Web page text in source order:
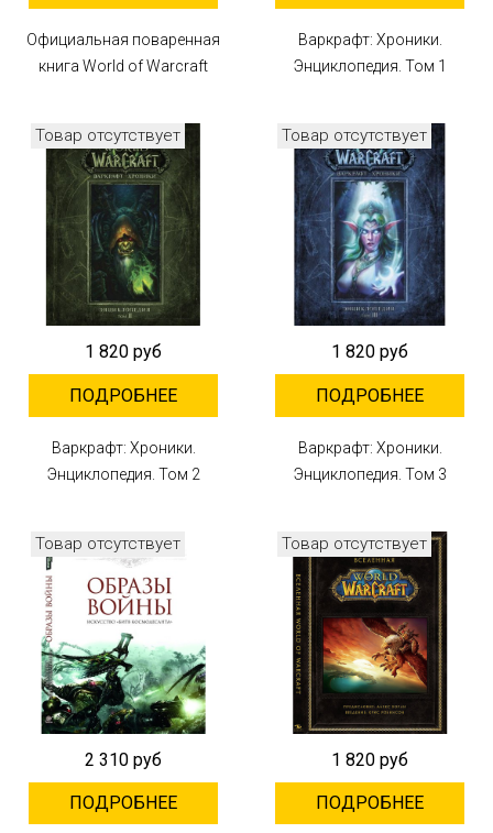
Официальная поваренная
книга World of Warcraft
Варкрафт: Хроники.
Энциклопедия. Том 1
Товар отсутствует
1 820 руб
ПОДРОБНЕЕ
Варкрафт: Хроники.
Энциклопедия. Том 2
Товар отсутствует
1 820 руб
ПОДРОБНЕЕ
Варкрафт: Хроники.
Энциклопедия. Том 3
Товар отсутствует
2 310 руб
ПОДРОБНЕЕ
Товар отсутствует
1 820 руб
ПОДРОБНЕЕ